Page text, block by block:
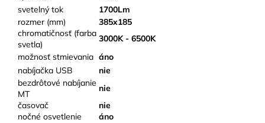
svetelný tok
1700Lm
rozmer (mm)
385x185
chromatičnosť (farba
svetla)
3000K - 6500K
možnosť stmievania áno
nabíjačka USB
nie
bezdrôtové nabíjanie
MT
nie
časovač
nie
nočné osvetlenie
áno